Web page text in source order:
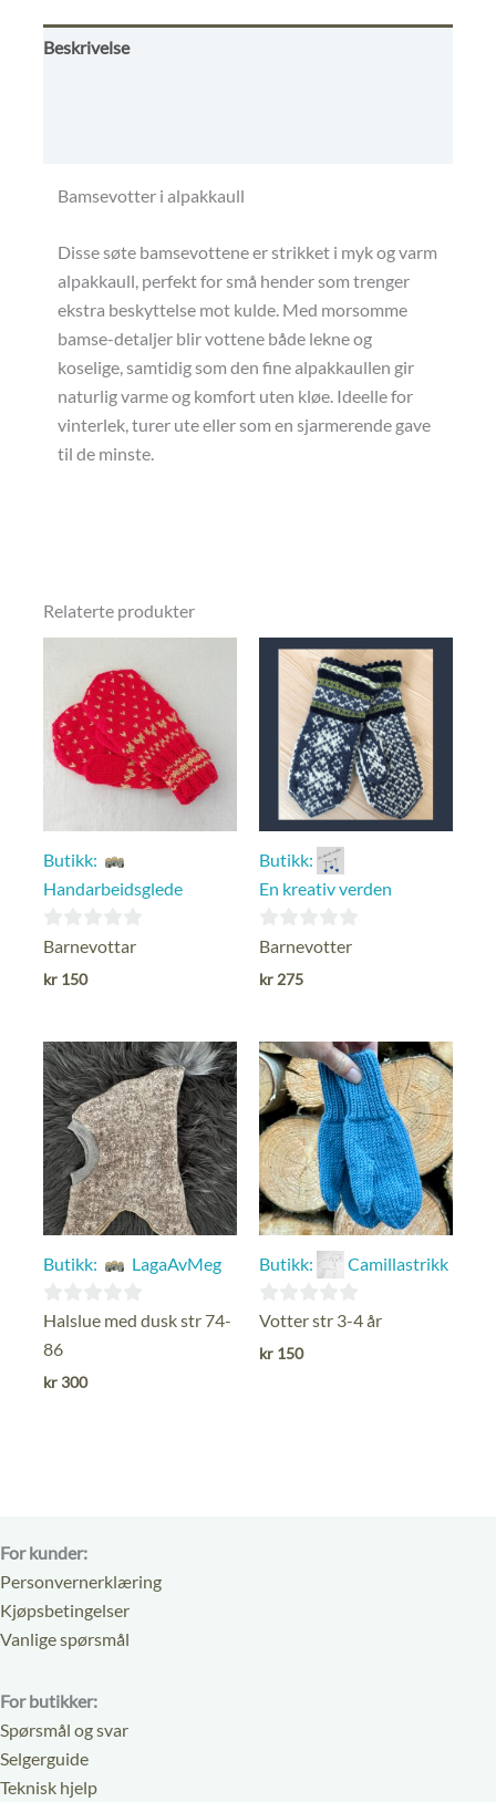
Beskrivelse
Bamsevotter i alpakkaull
Disse søte bamsevottene er strikket i myk og varm
alpakkaull, perfekt for små hender som trenger
ekstra beskyttelse mot kulde. Med morsomme
bamse-detaljer blir vottene både lekne og
koselige, samtidig som den fine alpakkaullen gir
naturlig varme og komfort uten kløe. Ideelle for
vinterlek, turer ute eller som en sjarmerende gave
til de minste.
Relaterte produkter
Butikk:
Handarbeidsglede
0
ut
Barnevottar
kr 150
Butikk:
En kreativ verden
0
ut
Barnevotter
kr 275
Butikk: LagaAvMeg
0
ut
av
Halslue med dusk str 74-
86
kr 300
Butikk: Camillastrikk
0
ut
Votter str 3-4 år
kr 150
For kunder:
Personvernerklæring
Kjøpsbetingelser
Vanlige spørsmål
For butikker:
Spørsmål og svar
Selgerguide
Teknisk hjelp